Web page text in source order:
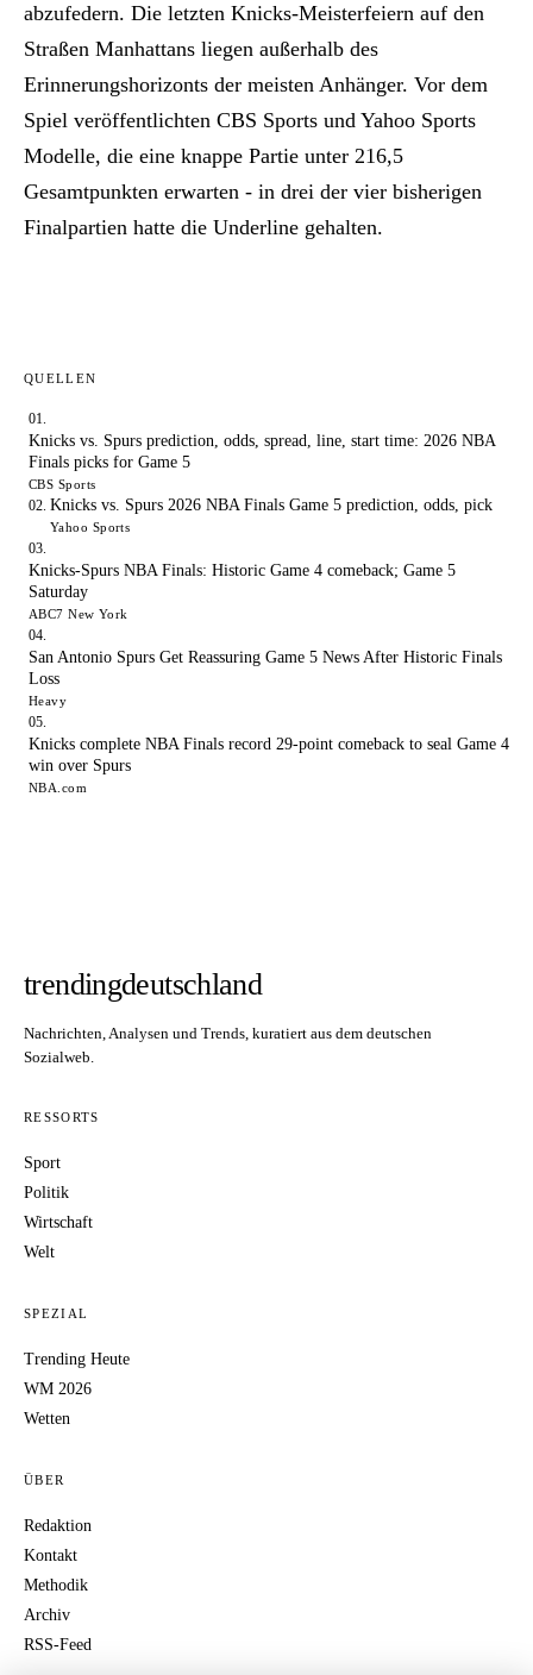
abzufedern. Die letzten Knicks-Meisterfeiern auf den
Straßen Manhattans liegen außerhalb des
Erinnerungshorizonts der meisten Anhänger. Vor dem
Spiel veröffentlichten CBS Sports und Yahoo Sports
Modelle, die eine knappe Partie unter 216,5
Gesamtpunkten erwarten - in drei der vier bisherigen
Finalpartien hatte die Underline gehalten.
QUELLEN
Knicks vs. Spurs prediction, odds, spread, line, start time: 2026 NBA
Finals picks for Game 5
CBS Sports
Knicks vs. Spurs 2026 NBA Finals Game 5 prediction, odds, pick
Yahoo Sports
Knicks-Spurs NBA Finals: Historic Game 4 comeback; Game 5
Saturday
ABC7 New York
San Antonio Spurs Get Reassuring Game 5 News After Historic Finals
Loss
Heavy
Knicks complete NBA Finals record 29-point comeback to seal Game 4
win over Spurs
NBA.com
trendingdeutschland
Nachrichten, Analysen und Trends, kuratiert aus dem deutschen
Sozialweb.
RESSORTS
Sport
Politik
Wirtschaft
Welt
SPEZIAL
Trending Heute
WM 2026
Wetten
ÜBER
Redaktion
Kontakt
Methodik
Archiv
RSS-Feed